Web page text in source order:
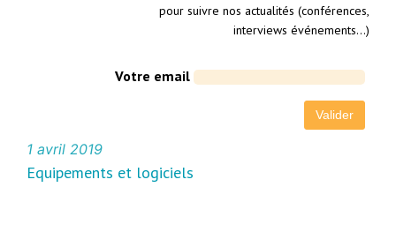
pour suivre nos actualités (conférences,
interviews événements…)
Votre email
1 avril 2019
Equipements et logiciels